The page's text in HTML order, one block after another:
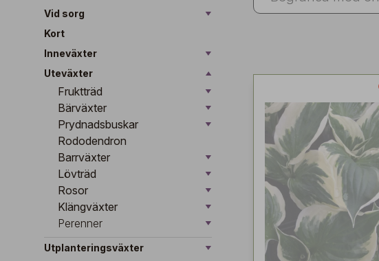
Vid sorg
Kort
Inneväxter
Uteväxter
Fruktträd
Bärväxter
Prydnadsbuskar
Rododendron
Barrväxter
Lövträd
Rosor
Klängväxter
Perenner
Utplanteringsväxter